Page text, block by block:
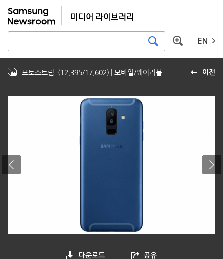
EN
이전
포토스트림 (12,395/17,602) | 모바일/웨어러블
다운로드 공유